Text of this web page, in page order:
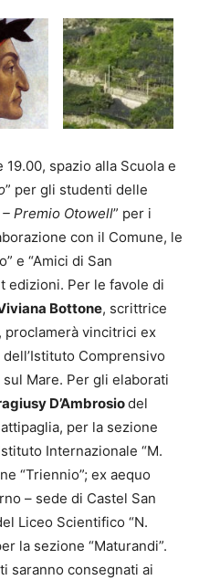
spazio alla Scuola e
” per gli studenti delle
Premio Otowell” per i
con il Comune, le
e “Amici di San
edizioni. Per le favole di
Bottone, scrittrice
vincitrici ex
Comprensivo
Mare. Per gli elaborati
D’Ambrosiodel
per la sezione
Internazionale “M.
“Triennio”; ex aequo
– sede di Castel San
Liceo Scientifico “N.
la sezione “Maturandi”.
saranno consegnati ai